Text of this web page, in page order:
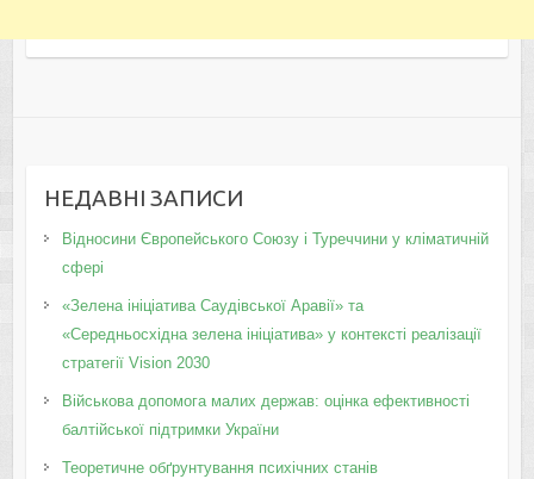
НЕДАВНІ ЗАПИСИ
Відносини Європейського Союзу і Туреччини у кліматичній
сфері
«Зелена ініціатива Саудівської Аравії» та
«Середньосхідна зелена ініціатива» у контексті реалізації
стратегії Vision 2030
Військова допомога малих держав: оцінка ефективності
балтійської підтримки України
Теоретичне обґрунтування психічних станів